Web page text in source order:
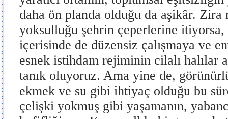
daha ön planda olduğu da aşikâr. Zira
yoksulluğu şehrin çeperlerine itiyorsa,
içerisinde de düzensiz çalışmaya ve
esnek istihdam rejiminin cilalı halılar
tanık oluyoruz. Ama yine de,
ekmek ve su gibi ihtiyaç olduğu bu
çelişki yokmuş gibi yaşamanın,